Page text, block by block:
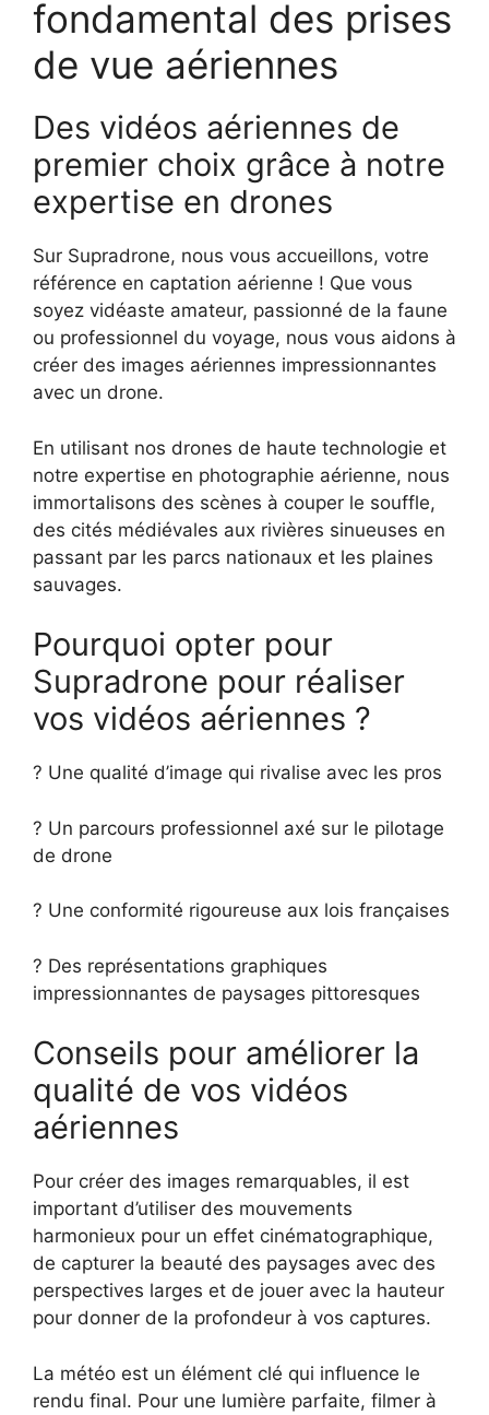
fondamental des prises
de vue aériennes
Des vidéos aériennes de
premier choix grâce à notre
expertise en drones
Sur Supradrone, nous vous accueillons, votre
référence en captation aérienne ! Que vous
soyez vidéaste amateur, passionné de la faune
ou professionnel du voyage, nous vous aidons à
créer des images aériennes impressionnantes
avec un drone.
En utilisant nos drones de haute technologie et
notre expertise en photographie aérienne, nous
immortalisons des scènes à couper le souffle,
des cités médiévales aux rivières sinueuses en
passant par les parcs nationaux et les plaines
sauvages.
Pourquoi opter pour
Supradrone pour réaliser
vos vidéos aériennes ?
? Une qualité d’image qui rivalise avec les pros
? Un parcours professionnel axé sur le pilotage
de drone
? Une conformité rigoureuse aux lois françaises
? Des représentations graphiques
impressionnantes de paysages pittoresques
Conseils pour améliorer la
qualité de vos vidéos
aériennes
Pour créer des images remarquables, il est
important d’utiliser des mouvements
harmonieux pour un effet cinématographique,
de capturer la beauté des paysages avec des
perspectives larges et de jouer avec la hauteur
pour donner de la profondeur à vos captures.
La météo est un élément clé qui influence le
rendu final. Pour une lumière parfaite, filmer à